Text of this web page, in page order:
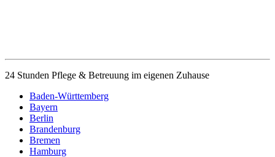
24 Stunden Pflege & Betreuung im eigenen Zuhause
Baden-Württemberg
Bayern
Berlin
Brandenburg
Bremen
Hamburg